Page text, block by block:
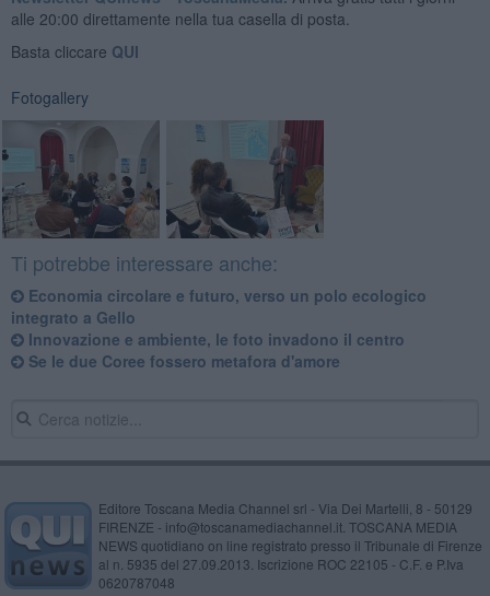
alle 20:00 direttamente nella tua casella di posta.
Basta cliccare QUI
Fotogallery
Ti potrebbe interessare anche:
Economia circolare e futuro, verso un polo ecologico
integrato a Gello
Innovazione e ambiente, le foto invadono il centro
Se le due Coree fossero metafora d'amore
Editore Toscana Media Channel srl - Via Dei Martelli, 8 - 50129
FIRENZE - info@toscanamediachannel.it. TOSCANA MEDIA
NEWS quotidiano on line registrato presso il Tribunale di Firenze
al n. 5935 del 27.09.2013. Iscrizione ROC 22105 - C.F. e P.Iva
0620787048